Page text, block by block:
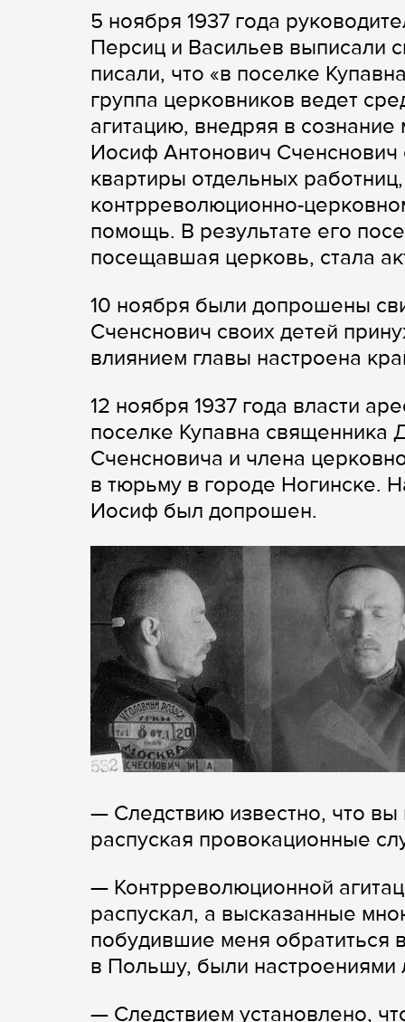
5 ноября 1937 года
Персиц и Васильев выписали
писали, что «в поселке
группа церковников ведет
агитацию, внедряя в
Иосиф Антонович
квартиры отдельных
контрреволюционно-
помощь. В результате его
посещавшая церковь, стала
10 ноября были допрошены
Сченснович своих детей
влиянием главы настроена
12 ноября 1937 года власти
поселке Купавна священника
Сченсновича и члена
в тюрьму в городе Ногинске.
Иосиф был допрошен.
— Следствию известно, что
распуская провокационные
— Контрреволюционной
распускал, а высказанные
побудившие меня обратиться
в Польшу, были
— Следствием установлено,